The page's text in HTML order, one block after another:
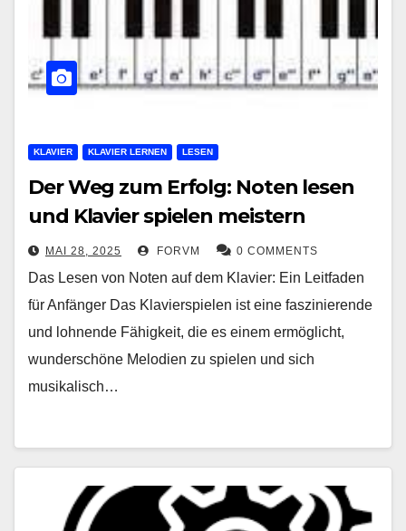
KLAVIER KLAVIER LERNEN LESEN
Der Weg zum Erfolg: Noten lesen
und Klavier spielen meistern
MAI 28, 2025 FORVM 0 COMMENTS
Das Lesen von Noten auf dem Klavier: Ein Leitfaden
für Anfänger Das Klavierspielen ist eine faszinierende
und lohnende Fähigkeit, die es einem ermöglicht,
wunderschöne Melodien zu spielen und sich
musikalisch…